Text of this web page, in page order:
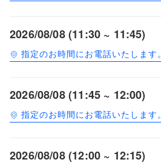
2026/08/08 (11:30 ~ 11:45)
指定のお時間にお電話いたします。
2026/08/08 (11:45 ~ 12:00)
指定のお時間にお電話いたします。
2026/08/08 (12:00 ~ 12:15)